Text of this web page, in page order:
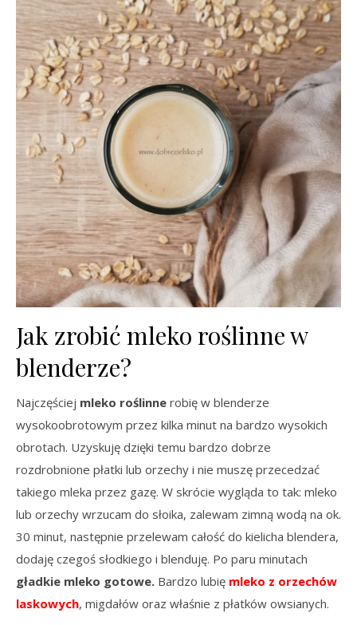
Jak zrobić mleko roślinne w
blenderze?
Najczęściej mleko roślinne robię w blenderze
wysokoobrotowym przez kilka minut na bardzo wysokich
obrotach. Uzyskuję dzięki temu bardzo dobrze
rozdrobnione płatki lub orzechy i nie muszę przecedzać
takiego mleka przez gazę. W skrócie wygląda to tak: mleko
lub orzechy wrzucam do słoika, zalewam zimną wodą na ok.
30 minut, następnie przelewam całość do kielicha blendera,
dodaję czegoś słodkiego i blenduję. Po paru minutach
gładkie mleko gotowe. Bardzo lubię mleko z orzechów
laskowych, migdałów oraz właśnie z płatków owsianych.